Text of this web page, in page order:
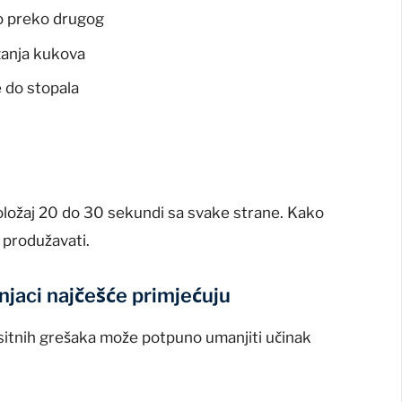
preko drugog
kukova
do stopala
20 do 30 sekundi sa svake strane. Kako
najčešće primjećuju
grešaka može potpuno umanjiti učinak